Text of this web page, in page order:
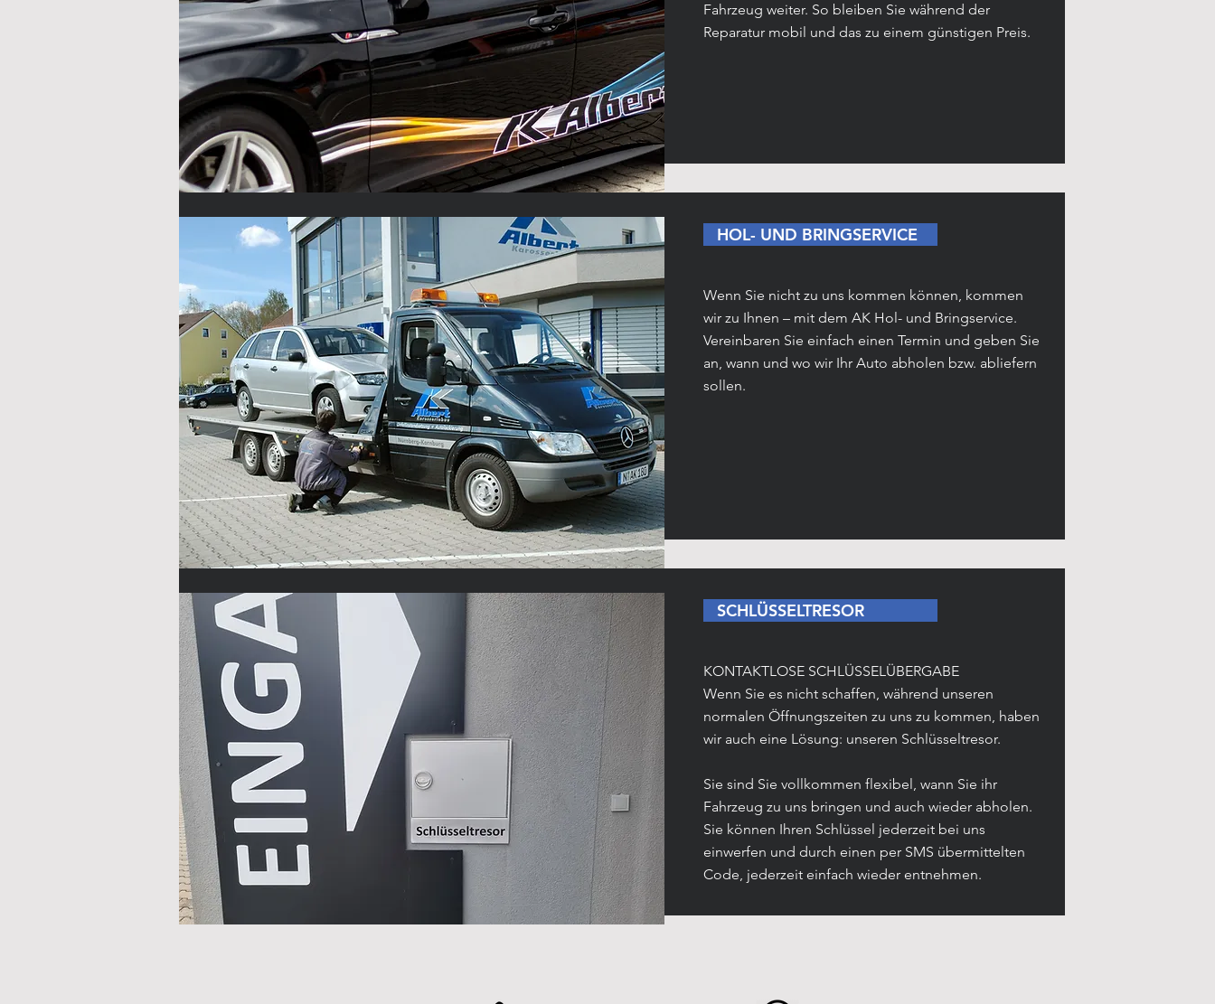
Fahrzeug weiter. So bleiben Sie während der
Reparatur mobil und das zu einem günstigen Preis.
HOL- UND BRINGSERVICE
Wenn Sie nicht zu uns kommen können, kommen
wir zu Ihnen – mit dem AK Hol- und Bringservice.
Vereinbaren Sie einfach einen Termin und geben Sie
an, wann und wo wir Ihr Auto abholen bzw. abliefern
sollen.
SCHLÜSSELTRESOR
KONTAKTLOSE SCHLÜSSELÜBERGABE
Wenn Sie es nicht schaffen, während unseren
normalen Öffnungszeiten zu uns zu kommen, haben
wir auch eine Lösung: unseren Schlüsseltresor.
Sie sind Sie vollkommen flexibel, wann Sie ihr
Fahrzeug zu uns bringen und auch wieder abholen.
Sie können Ihren Schlüssel jederzeit bei uns
einwerfen und durch einen per SMS übermittelten
Code, jederzeit einfach wieder entnehmen.